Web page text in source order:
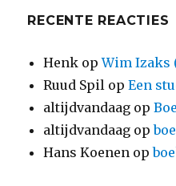
RECENTE REACTIES
Henk opWim Izaks
Ruud Spil opEen
altijdvandaag op
altijdvandaag op
Hans Koenen op